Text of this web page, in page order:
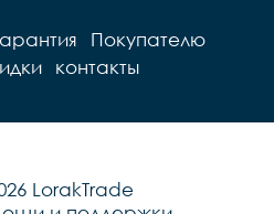
Покупателю
контакты
LorakTrade